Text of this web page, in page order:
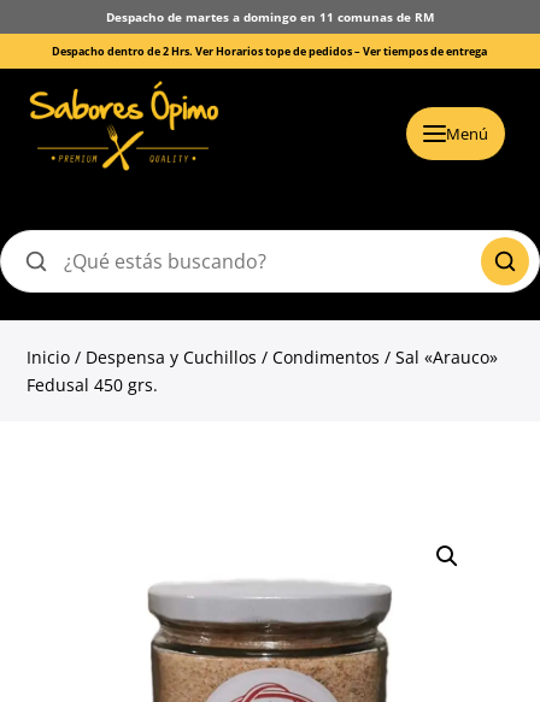
Despacho de martes a domingo en 11 comunas de RM
Despacho dentro de 2 Hrs. Ver Horarios tope de pedidos –Ver tiempos de entrega
Menú
Buscar
Inicio / Despensa y Cuchillos /Condimentos / Sal «Arauco»
Fedusal 450 grs.